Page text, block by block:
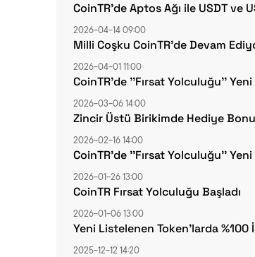
CoinTR’de Aptos Ağı ile USDT ve
2026-04-14 09:00
Milli Coşku CoinTR'de Devam
2026-04-01 11:00
CoinTR'de ''Fırsat Yolculuğu''
2026-03-06 14:00
Zincir Üstü Birikimde Hediye
2026-02-16 14:00
CoinTR'de ''Fırsat Yolculuğu''
2026-01-26 13:00
CoinTR Fırsat Yolculuğu Başladı
2026-01-06 13:00
Yeni Listelenen Token’larda %100
2025-12-12 14:20